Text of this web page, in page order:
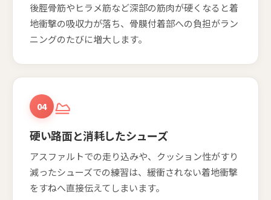
後脛骨筋やヒラメ筋など深部の筋肉が硬くなると着
地衝撃の吸収力が落ち、骨膜付着部への負担がラン
ニングのたびに増大します。
04
硬い路面と消耗したシューズ
アスファルトでの走り込みや、クッション性がすり
減ったシューズでの練習は、緩衝されない着地衝撃
をすねへ直接伝えてしまいます。